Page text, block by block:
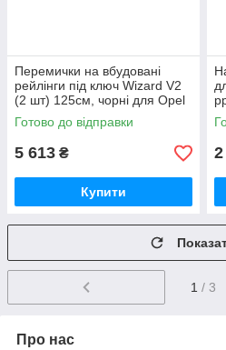
Перемички на вбудовані
рейлінги під ключ Wizard V2
(2 шт) 125см, чорні для Opel
Zafira B 2005-2011 рр
Готово до відправки
5 613 ₴
Купити
1 / 3
Про нас